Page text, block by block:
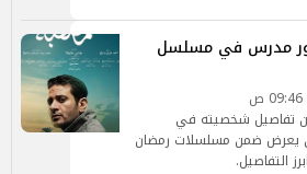
مدرس في مسلسل
تفاصيل شخصيته في
يعرض ضمن مسلسلات رمضان